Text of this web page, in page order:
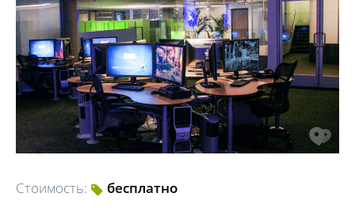
Стоимость:
бесплатно